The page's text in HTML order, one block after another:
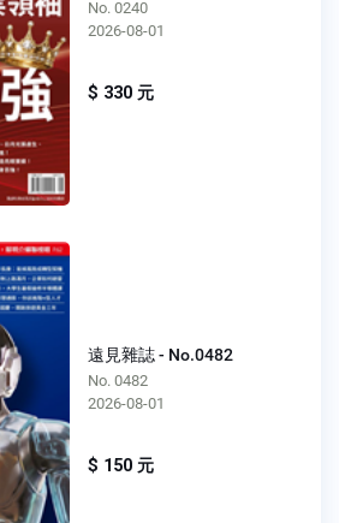
No. 0240
2026-08-01
$ 330 元
遠見雜誌 - No.0482
No. 0482
2026-08-01
$ 150 元